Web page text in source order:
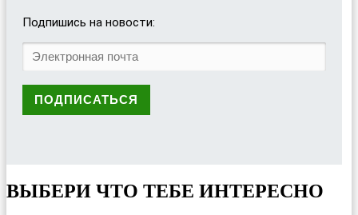
Подпишись на новости:
ВЫБЕРИ ЧТО ТЕБЕ ИНТЕРЕСНО